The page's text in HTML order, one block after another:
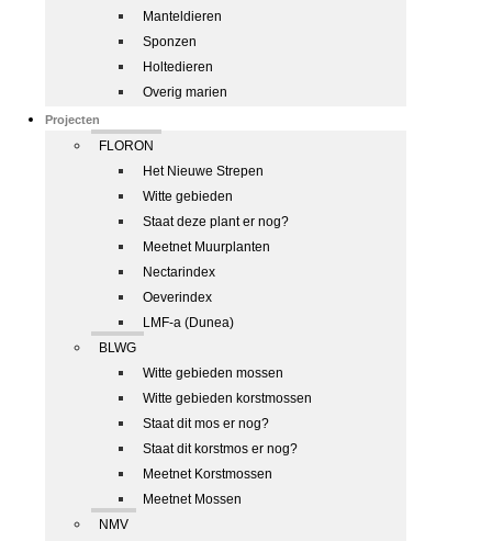
Manteldieren
Sponzen
Holtedieren
Overig marien
Projecten
FLORON
Het Nieuwe Strepen
Witte gebieden
Staat deze plant er nog?
Meetnet Muurplanten
Nectarindex
Oeverindex
LMF-a (Dunea)
BLWG
Witte gebieden mossen
Witte gebieden korstmossen
Staat dit mos er nog?
Staat dit korstmos er nog?
Meetnet Korstmossen
Meetnet Mossen
NMV